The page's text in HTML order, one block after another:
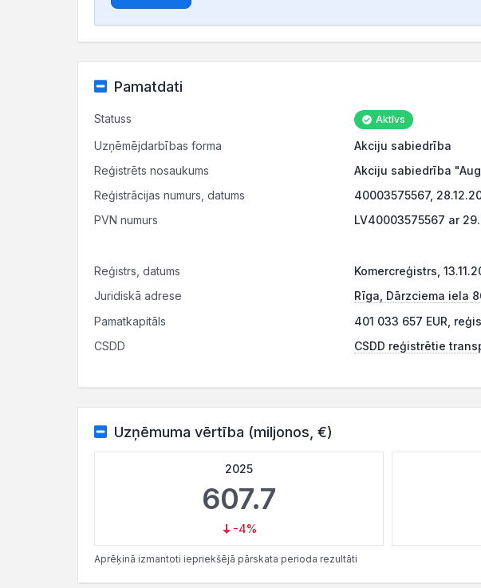
Pamatdati
Statuss Aktīvs
Uzņēmējdarbības forma
Akciju sabiedrība
Reģistrēts nosaukums
Akciju sabiedrība
Reģistrācijas numurs, datums
40003575567,
PVN numurs
LV40003575567 ar
Reģistrs, datums
Komercreģistrs,
Juridiskā adrese
Rīga, Dārzciema iela
Pamatkapitāls
401 033 657 EUR,
CSDD
CSDD reģistrētie
Uzņēmuma vērtība (miljonos, €)
2025
607.7
-4%
Aprēķinā izmantoti iepriekšējā pārskata perioda rezultāti